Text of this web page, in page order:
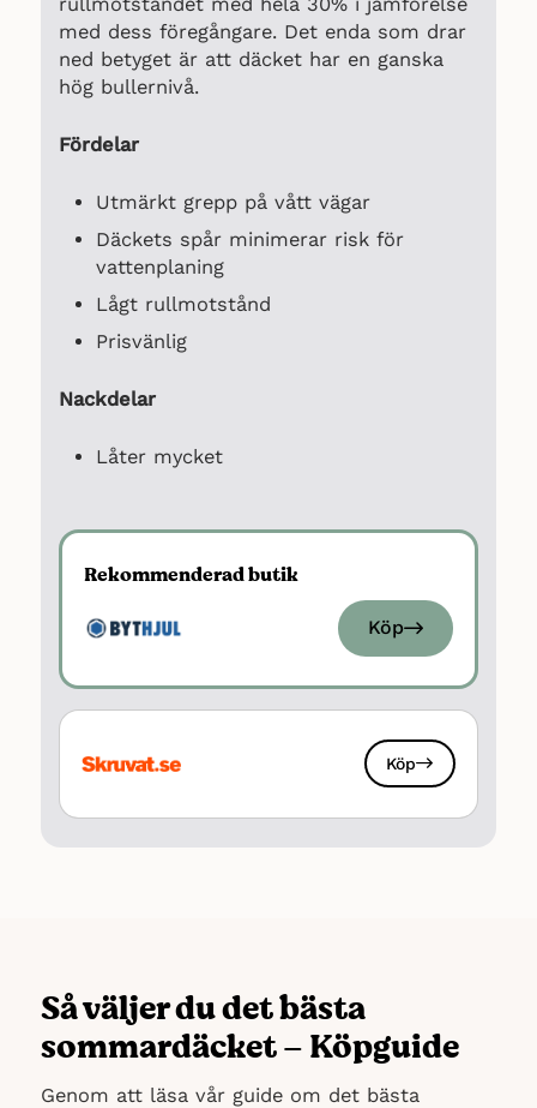
rullmotståndet med hela 30% i jämförelse
med dess föregångare. Det enda som drar
ned betyget är att däcket har en ganska
hög bullernivå.
Fördelar
Utmärkt grepp på vått vägar
Däckets spår minimerar risk för
vattenplaning
Lågt rullmotstånd
Prisvänlig
Nackdelar
Låter mycket
Rekommenderad butik
Köp
Köp
Så väljer du det bästa
sommardäcket – Köpguide
Genom att läsa vår guide om det bästa